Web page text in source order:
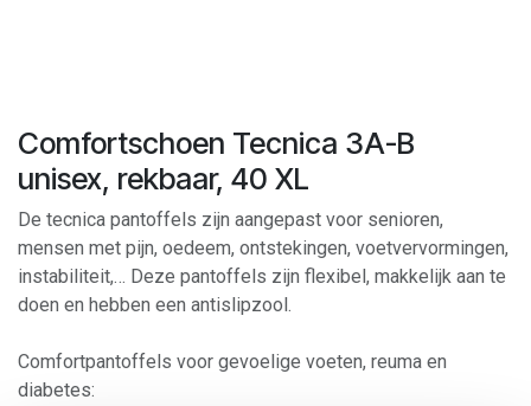
Comfortschoen Tecnica 3A-B
unisex, rekbaar, 40 XL
De tecnica pantoffels zijn aangepast voor senioren,
mensen met pijn, oedeem, ontstekingen, voetvervormingen,
instabiliteit,… Deze pantoffels zijn flexibel, makkelijk aan te
doen en hebben een antislipzool.
Comfortpantoffels voor gevoelige voeten, reuma en
diabetes: